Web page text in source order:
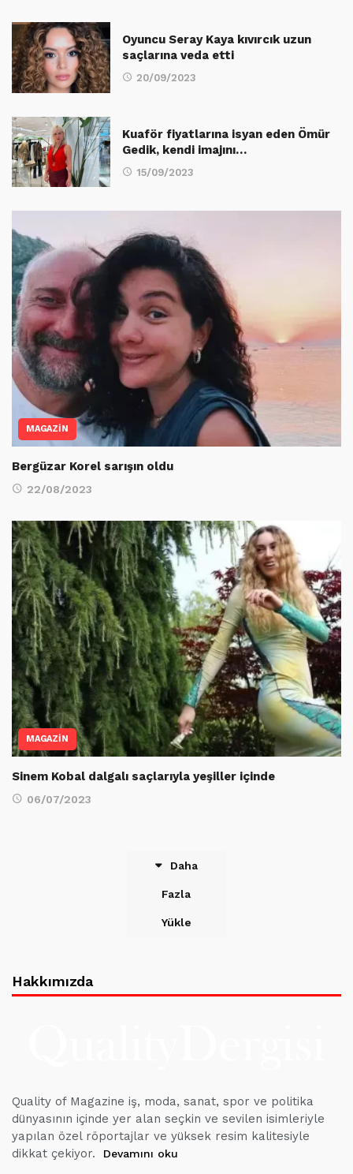
Oyuncu Seray Kaya kıvırcık uzun
saçlarına veda etti
20/09/2023
Kuaför fiyatlarına isyan eden Ömür
Gedik, kendi imajını…
15/09/2023
MAGAZİN
Bergüzar Korel sarışın oldu
22/08/2023
MAGAZİN
Sinem Kobal dalgalı saçlarıyla yeşiller içinde
06/07/2023
Daha
Fazla
Yükle
Hakkımızda
Quality of Magazine iş, moda, sanat, spor ve politika
dünyasının içinde yer alan seçkin ve sevilen isimleriyle
yapılan özel röportajlar ve yüksek resim kalitesiyle
dikkat çekiyor.
Devamını oku